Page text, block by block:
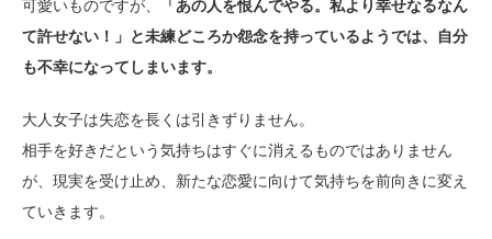
可愛いものですが、
「あの人を恨んでやる。私より幸せなるなん
て許せない！」と未練どころか怨念を持っているようでは、自分
も不幸になってしまいます。
大人女子は失恋を長くは引きずりません。
相手を好きだという気持ちはすぐに消えるものではありません
が、現実を受け止め、新たな恋愛に向けて気持ちを前向きに変え
ていきます。